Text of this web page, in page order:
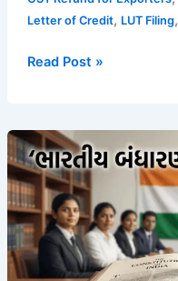
Letter of Credit, LUT Filing,
Read Post »
ભારતીય
બંધારણના
મૂળભૂત
અધિકારો
|
સંપૂર્ણ
સમજણ